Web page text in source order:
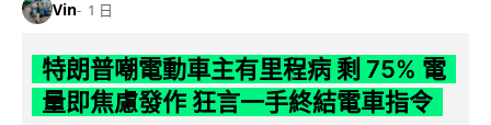
Vin 1 日
特朗普嘲電動車主有里程病 剩 75% 電
量即焦慮發作 狂言一手終結電車指令